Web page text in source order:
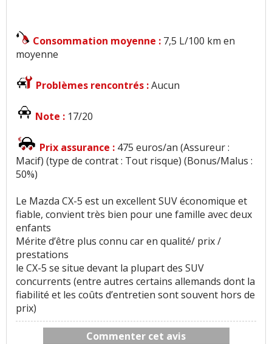
Consommation moyenne : 7,5 L/100 km en
moyenne
Problèmes rencontrés :Aucun
Note : 17/20
Prix assurance : 475 euros/an (Assureur :
Macif) (type de contrat : Tout risque) (Bonus/Malus :
50%)
Le Mazda CX-5 est un excellent SUV économique et
fiable, convient très bien pour une famille avec deux
enfants
Mérite d’être plus connu car en qualité/ prix /
prestations
le CX-5 se situe devant la plupart des SUV
concurrents (entre autres certains allemands dont la
fiabilité et les coûts d’entretien sont souvent hors de
prix)
Commenter cet avis